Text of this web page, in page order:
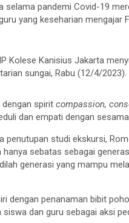
selama pandemi Covid-19
yang keseharian mengajar
Kolese Kanisius Jakarta
sungai, Rabu (12/4/
dengan spirit compassion,
dan empati dengan
studi ekskursi,
sebatas sebagai
generasi yang mampu
dengan penanaman bibit
dan guru sebagai aksi